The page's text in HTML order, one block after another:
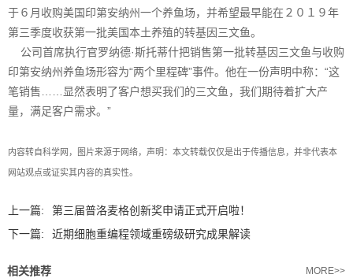
于６月收购美国印第安纳州一个养鱼场，并希望最早能在２０１９年
第三季度收获第一批美国本土养殖的转基因三文鱼。
公司首席执行官罗纳德·斯托蒂什把销售第一批转基因三文鱼与收购
印第安纳州养鱼场形容为“两个里程碑”事件。他在一份声明中称：“这
笔销售……显然表明了客户想买我们的三文鱼，我们期待着扩大产
量，满足客户需求。”
内容转自科学网，图片来源于网络，声明：本文转载仅仅是出于传播信息，并非代表本
网站观点或证实其内容的真实性。
上一篇:
第三届普洛麦格创新奖申请正式开启啦！
下一篇:
近期细胞重编程领域重磅级研究成果解读
相关推荐 MORE>>